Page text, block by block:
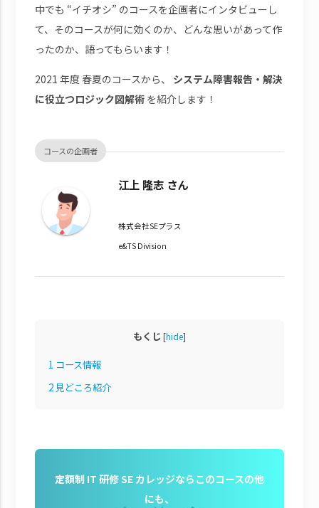
中でも “イチオシ” のコースを企画者にインタビューし
て、そのコースが何に効くのか、どんな思いがあって作
ったのか、語ってもらいます！
2021 年度 春夏のコースから、 システム障害報告・解決
に役立つロジック図解術を紹介します！
コースの企画者
江上 隆志 さん
株式会社SEプラス
e&TS Division
もくじ [hide]
1 コース情報
2見どころ紹介
定額制 IT 研修 SE カレッジならこのコースの他
にも、